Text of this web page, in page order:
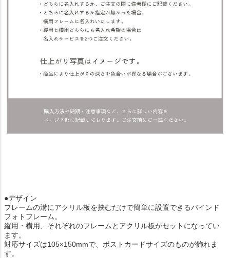
●デザイン
フレームの溝にアクリル板を挟むだけで簡単に設置できるバインド
フォトフレーム。
縦用・横用、それぞれのフレームとアクリル板がセットになってい
ます。
対応サイズは105×150mmで、ポストカードサイズのものが飾れま
す。